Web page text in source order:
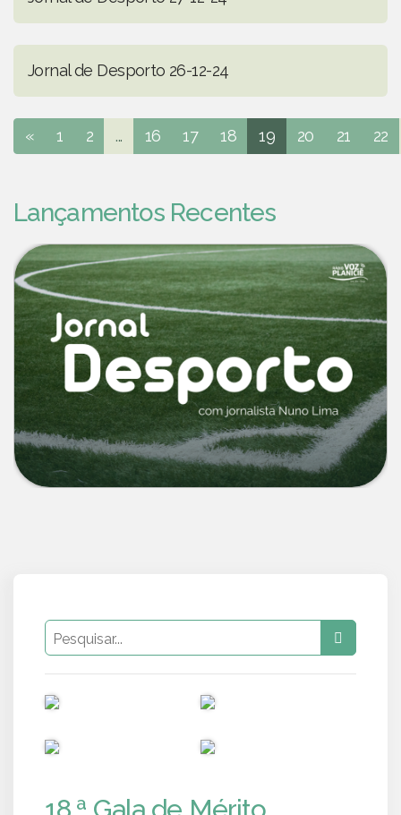
Jornal de Desporto 26-12-24
« 1 2 ... 16 17 18 19 20 21 22
Lançamentos Recentes